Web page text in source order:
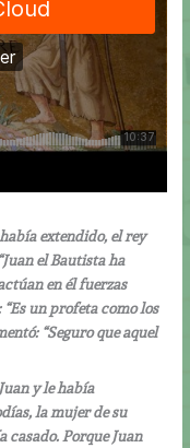
extendido, el rey
el Bautista ha
en él fuerzas
“Es un profeta como los
“Seguro que aquel
y le había
la mujer de su
casado. Porque Juan